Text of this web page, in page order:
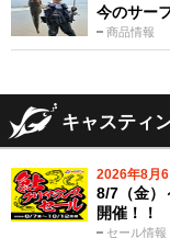
商品情報
今のサー
キャスティ
2026年8月6
セール情報
8/7（金）
開催！！